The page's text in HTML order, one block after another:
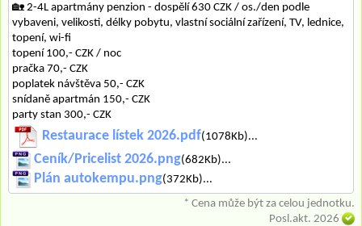
🏡 2-4L apartmány penzion - dospělí 630 CZK / os./den podle
vybaveni, velikosti, délky pobytu, vlastní sociální zařízení, TV, lednice,
topení, wi-fi
topení 100,- CZK / noc
pračka 70,- CZK
poplatek návštěva 50,- CZK
snídaně apartmán 150,- CZK
party stan 300,- CZK
Restaurace lístek 2026.pdf(1078Kb)...
Ceník/Pricelist 2026.png(682Kb)...
Plán autokempu.png(372Kb)...
* Cena může být za celou jednotku.
Posl.akt. 2026